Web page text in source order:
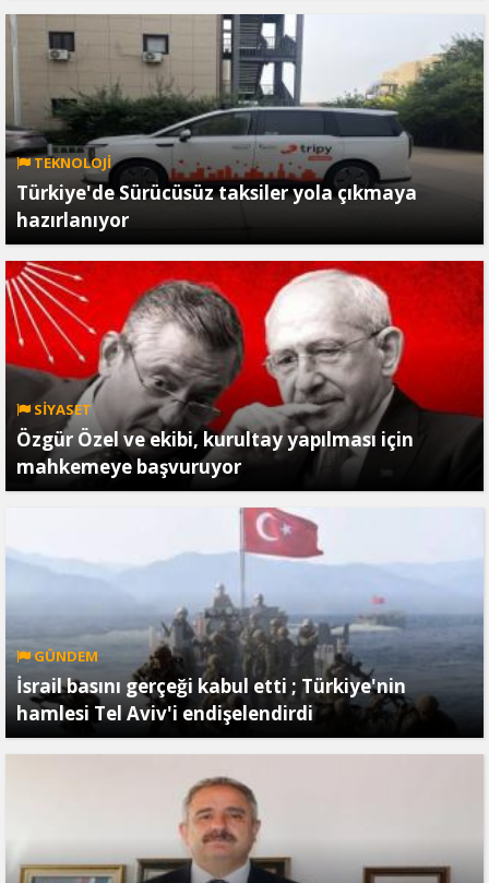
TEKNOLOJİ
Türkiye'de Sürücüsüz taksiler yola çıkmaya
hazırlanıyor
SİYASET
Özgür Özel ve ekibi, kurultay yapılması için
mahkemeye başvuruyor
GÜNDEM
İsrail basını gerçeği kabul etti ; Türkiye'nin
hamlesi Tel Aviv'i endişelendirdi